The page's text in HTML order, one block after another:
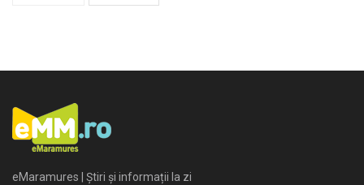
eMaramures | Știri și informații la zi